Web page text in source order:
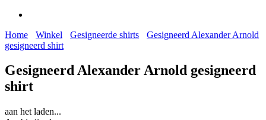
Home Winkel Gesigneerde shirts
Gesigneerd Alexander Arnold
gesigneerd shirt
Gesigneerd Alexander Arnold gesigneerd
shirt
aan het laden...